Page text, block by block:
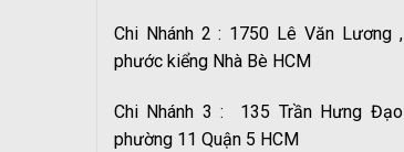
Chi Nhánh 2 : 1750 Lê Văn Lương ,
phước kiểng Nhà Bè HCM
Chi Nhánh 3 : 135 Trần Hưng Đạo
phường 11 Quận 5 HCM